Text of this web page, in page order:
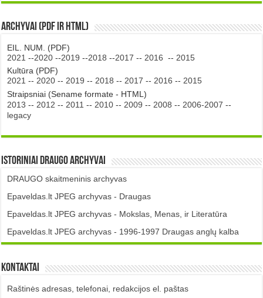
Archyvai (PDF ir HTML)
EIL. NUM. (PDF)
2021 --2020 --2019 --2018 --2017 -- 2016 -- 2015
Kultūra (PDF)
2021 -- 2020 -- 2019 -- 2018 -- 2017 -- 2016 -- 2015
Straipsniai (Sename formate - HTML)
2013 -- 2012 -- 2011 -- 2010 -- 2009 -- 2008 -- 2006-2007 --
legacy
Istoriniai DRAUGO Archyvai
DRAUGO skaitmeninis archyvas
Epaveldas.lt JPEG archyvas - Draugas
Epaveldas.lt JPEG archyvas - Mokslas, Menas, ir Literatūra
Epaveldas.lt JPEG archyvas - 1996-1997 Draugas anglų kalba
Kontaktai
Raštinės adresas, telefonai, redakcijos el. paštas